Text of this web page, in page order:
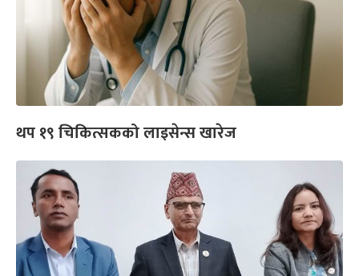
थप १९ चिकित्सकको लाइसेन्स खारेज